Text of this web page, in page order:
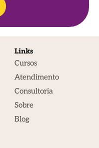
Links
Cursos
Atendimento
Consultoria
Sobre
Blog